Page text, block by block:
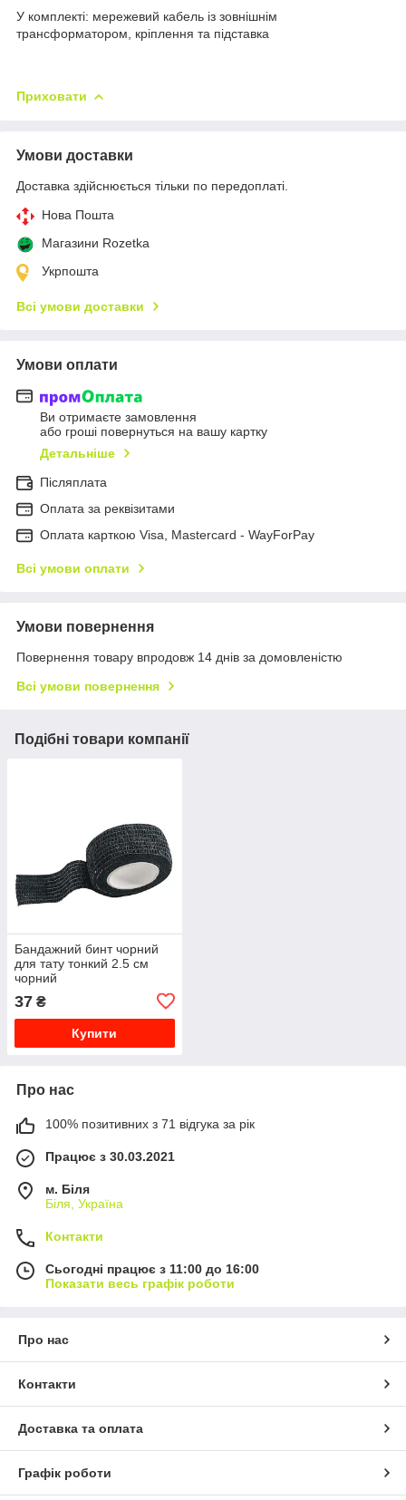
У комплекті: мережевий кабель із зовнішнім
трансформатором, кріплення та підставка
Приховати
Умови доставки
Доставка здійснюється тільки по передоплаті.
Нова Пошта
Магазини Rozetka
Укрпошта
Всі умови доставки
Умови оплати
Ви отримаєте замовлення
або гроші повернуться на вашу картку
Детальніше
Післяплата
Оплата за реквізитами
Оплата карткою Visa, Mastercard - WayForPay
Всі умови оплати
Умови повернення
Повернення товару впродовж 14 днів за домовленістю
Всі умови повернення
Подібні товари компанії
Бандажний бинт чорний
для тату тонкий 2.5 см
чорний
37 ₴
Купити
Про нас
100% позитивних з 71 відгука за рік
Працює з 30.03.2021
м. Біля
Біля, Україна
Контакти
Сьогодні працює з 11:00 до 16:00
Показати весь графік роботи
Про нас
Контакти
Доставка та оплата
Графік роботи